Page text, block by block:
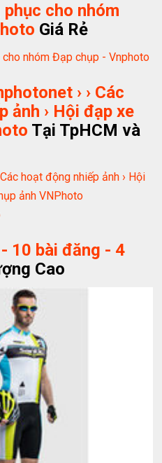
cho nhóm
Giá Rẻ
› › Các
ảnh › Hội đạp xe
Tại TpHCM và
10 bài đăng - ‎4
Cao